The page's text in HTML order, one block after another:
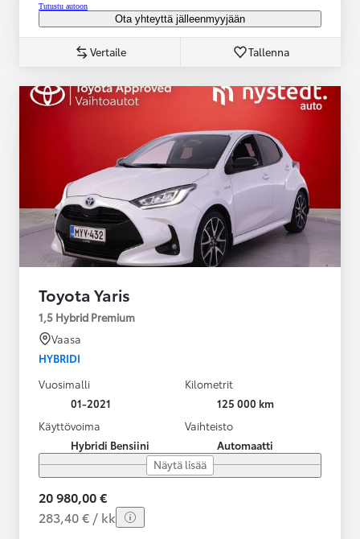
Tutustu autoon
Ota yhteyttä jälleenmyyjään
Vertaile Tallenna
Toyota Yaris
1,5 Hybrid Premium
Vaasa
HYBRIDI
Vuosimalli
01-2021
Kilometrit
125 000 km
Käyttövoima
Hybridi Bensiini
Vaihteisto
Automaatti
Näytä lisää
20 980,00 €
283,40 € / kk